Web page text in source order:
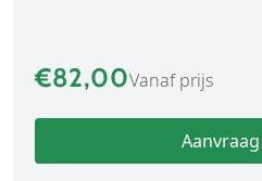
€82,00Vanaf prijs